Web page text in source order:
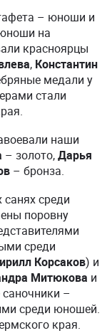
– юноши и
на
красноярцы
, Константин
медали у
стали
наши
– золото,Дарья
– бронза.
среди
поровну
среди
Корсаков) и
Митюкова и
–
среди юношей.
края.